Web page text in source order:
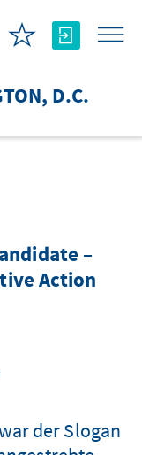
D.C.
–
Action
der Slogan